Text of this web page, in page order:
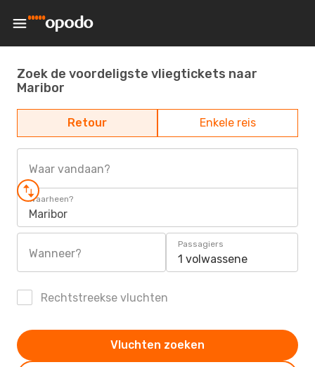
Zoek de voordeligste vliegtickets naar
Maribor
Retour Enkele reis
Waar vandaan?
Waarheen?
Maribor
Wanneer?
Passagiers
1 volwassene
Rechtstreekse vluchten
Vluchten zoeken